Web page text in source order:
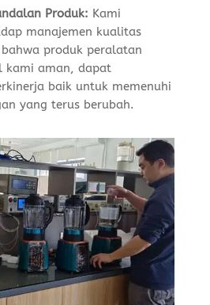
Produk: Kami
manajemen kualitas
produk peralatan
kami aman, dapat
baik untuk memenuhi
yang terus berubah.